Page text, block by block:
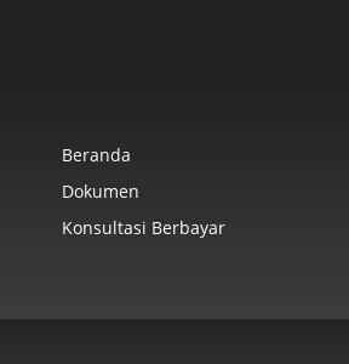
Beranda
Dokumen
Konsultasi Berbayar